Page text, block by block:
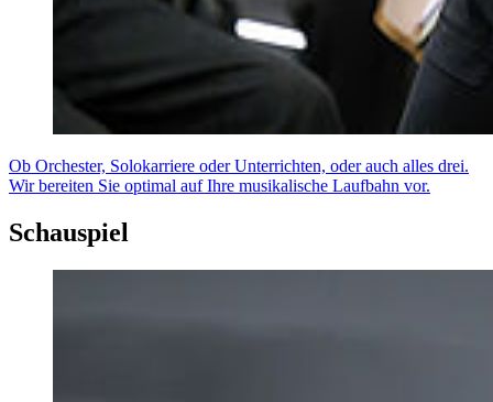
Ob Orchester, Solokarriere oder Unterrichten, oder auch alles drei.
Wir bereiten Sie optimal auf Ihre musikalische Laufbahn vor.
Schauspiel